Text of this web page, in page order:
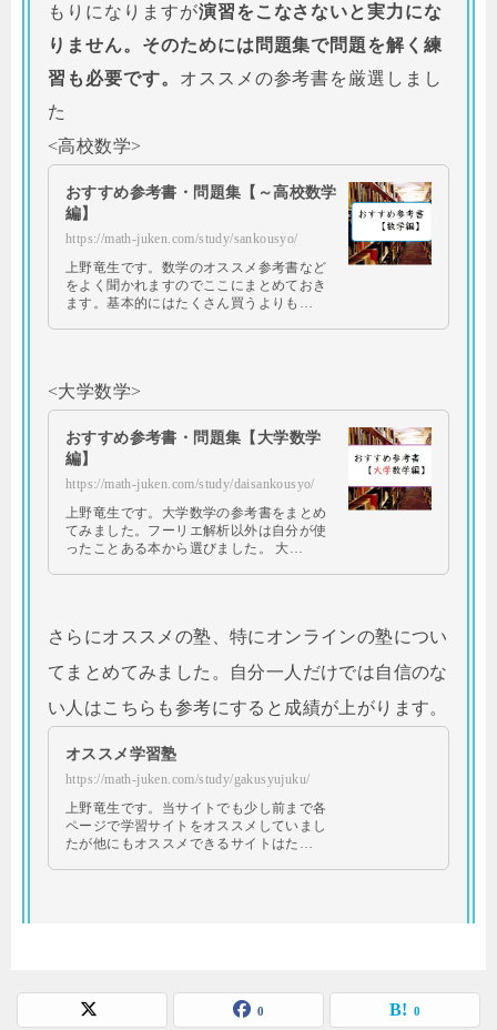
もりになりますが演習をこなさないと実力にな
りません。そのためには問題集で問題を解く練
習も必要です。 オススメの参考書を厳選しまし
た
<高校数学>
おすすめ参考書・問題集【～高校数学
編】
https://math-juken.com/study/sankousyo/
上野竜生です。数学のオススメ参考書など
をよく聞かれますのでここにまとめておき
ます。基本的にはたくさん買うよりも…
<大学数学>
おすすめ参考書・問題集【大学数学
編】
https://math-juken.com/study/daisankousyo/
上野竜生です。大学数学の参考書をまとめ
てみました。フーリエ解析以外は自分が使
ったことある本から選びました。 大…
さらにオススメの塾、特にオンラインの塾につい
てまとめてみました。自分一人だけでは自信のな
い人はこちらも参考にすると成績が上がります。
オススメ学習塾
https://math-juken.com/study/gakusyujuku/
上野竜生です。当サイトでも少し前まで各
ページで学習サイトをオススメしていまし
たが他にもオススメできるサイトはた…
0 0